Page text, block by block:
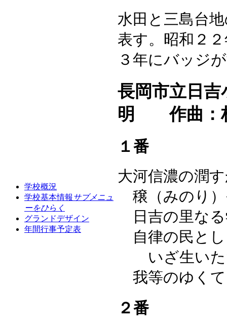
学校概況
学校基本情報 サブメニュ
ーをひらく
グランドデザイン
年間行事予定表
水田と三島台
表す。昭和２
３年にバッジ
長岡市立日
明 作曲：
１番
大河信濃の潤
穣（みのり）
日吉の里な
自律の民とし
いざ生いた
我等のゆく
２番